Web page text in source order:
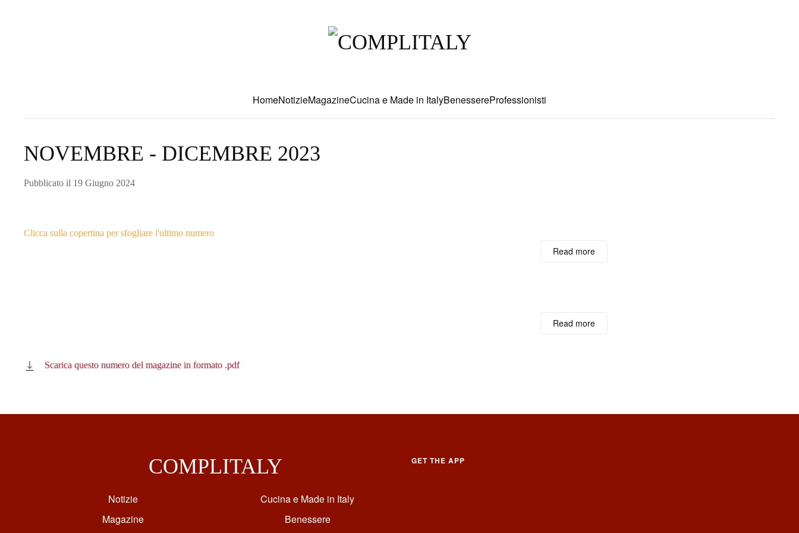
HomeNotizieMagazineCucina e Made in ItalyBenessereProfessionisti
NOVEMBRE - DICEMBRE 2023
Pubblicato il 19 Giugno 2024
Clicca sulla copertina per sfogliare l'ultimo numero
Read more
Read more
Scarica questo numero del magazine in formato .pdf
COMPLITALY
Notizie
Magazine
Cucina e Made in Italy
Benessere
GET THE APP